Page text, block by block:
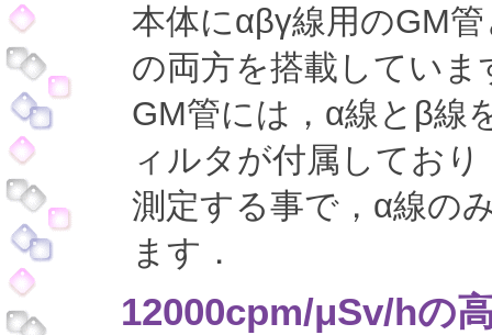
本体にαβγ線用のGM
の両方を搭載していま
GM管には，α線とβ線
ィルタが付属してお
測定する事で，α線の
ます．
12000cpm/μSv/hの